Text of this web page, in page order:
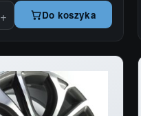
+ Do koszyka